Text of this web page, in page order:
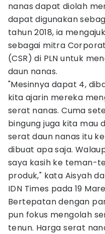
nanas dapat diolah
dapat digunakan
tahun 2018, ia
sebagai mitra
(CSR) di PLN untuk
daun nanas.
"Mesinnya dapat 4,
kita ajarin mereka
serat nanas. Cuma
bingung juga kita mau
serat daun nanas itu
dibuat apa saja.
saya kasih ke teman-
produk," kata Aisyah
IDN Times pada 19
Bertepatan dengan
pun fokus mengolah
tenun. Harga serat